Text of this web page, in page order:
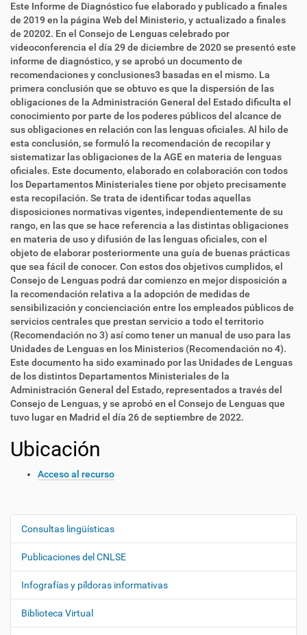
Este Informe de Diagnóstico fue elaborado y publicado a finales
de 2019 en la página Web del Ministerio, y actualizado a finales
de 20202. En el Consejo de Lenguas celebrado por
videoconferencia el día 29 de diciembre de 2020 se presentó este
informe de diagnóstico, y se aprobó un documento de
recomendaciones y conclusiones3 basadas en el mismo. La
primera conclusión que se obtuvo es que la dispersión de las
obligaciones de la Administración General del Estado dificulta el
conocimiento por parte de los poderes públicos del alcance de
sus obligaciones en relación con las lenguas oficiales. Al hilo de
esta conclusión, se formuló la recomendación de recopilar y
sistematizar las obligaciones de la AGE en materia de lenguas
oficiales. Este documento, elaborado en colaboración con todos
los Departamentos Ministeriales tiene por objeto precisamente
esta recopilación. Se trata de identificar todas aquellas
disposiciones normativas vigentes, independientemente de su
rango, en las que se hace referencia a las distintas obligaciones
en materia de uso y difusión de las lenguas oficiales, con el
objeto de elaborar posteriormente una guía de buenas prácticas
que sea fácil de conocer. Con estos dos objetivos cumplidos, el
Consejo de Lenguas podrá dar comienzo en mejor disposición a
la recomendación relativa a la adopción de medidas de
sensibilización y concienciación entre los empleados públicos de
servicios centrales que prestan servicio a todo el territorio
(Recomendación no 3) así como tener un manual de uso para las
Unidades de Lenguas en los Ministerios (Recomendación no 4).
Este documento ha sido examinado por las Unidades de Lenguas
de los distintos Departamentos Ministeriales de la
Administración General del Estado, representados a través del
Consejo de Lenguas, y se aprobó en el Consejo de Lenguas que
tuvo lugar en Madrid el día 26 de septiembre de 2022.
Ubicación
Acceso al recurso
N
e
g
a
Consultas lingüísticas
Publicaciones del CNLSE
Infografías y píldoras informativas
Biblioteca Virtual